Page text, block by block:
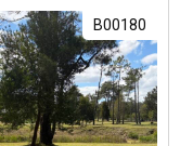
B00180